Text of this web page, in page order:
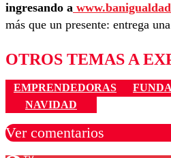
ingresando a
más que un presente: entrega
OTROS TEMAS A
EMPRENDEDORAS
NAVIDAD
Ver comentarios